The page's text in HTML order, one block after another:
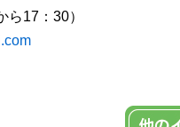
17：30）